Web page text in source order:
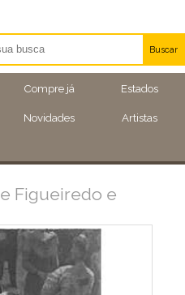
Compre já Estados
Novidades Artistas
Buscar
Artistas
Eventos
Figueiredo e